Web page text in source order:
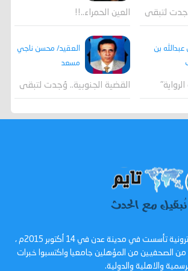
لتبقى العين الحمراء..!!
بن
العقيد/ محسن ناجي
مسعد
القضية الجنوبية.. وُجدت لتبقى
عدن تايم - صحيفة الكترونية تأسست في مدينة عدن في 14 أكتوبر 2015م ،
من الصحفيين من المؤهلين جامعيا واكتسبوا خبرات
والاهلية والدولية.